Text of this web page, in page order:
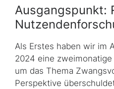
Ausgangspunkt:
Als Erstes haben wir im
2024 eine
um das Thema
Perspektive